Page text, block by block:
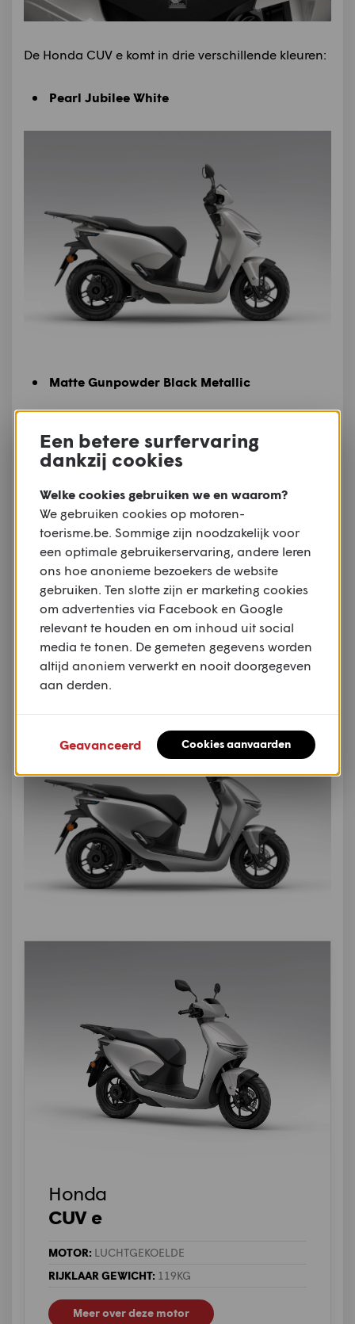
De Honda CUV e komt in drie verschillende kleuren:
Pearl Jubilee White
Matte Gunpowder Black Metallic
Premium Silver Metallic
Honda
CUV e
MOTOR: LUCHTGEKOELDE
RIJKLAAR GEWICHT: 119KG
Meer over deze motor
Een betere surfervaring
dankzij cookies
Welke cookies gebruiken we en waarom?
We gebruiken cookies op motoren-
toerisme.be. Sommige zijn noodzakelijk voor
een optimale gebruikerservaring, andere leren
ons hoe anonieme bezoekers de website
gebruiken. Ten slotte zijn er marketing cookies
om advertenties via Facebook en Google
relevant te houden en om inhoud uit social
media te tonen. De gemeten gegevens worden
altijd anoniem verwerkt en nooit doorgegeven
aan derden.
Geavanceerd Cookies aanvaarden